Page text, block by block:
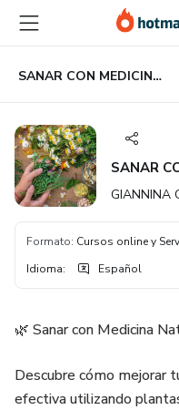
principal
página
de
página
SANAR CON MEDICINA NATURAL
SANAR
GIANNINA
Formato: Cursos online y
Idioma: Español
🌿 Sanar con Medicina
Descubre cómo mejorar
efectiva utilizando